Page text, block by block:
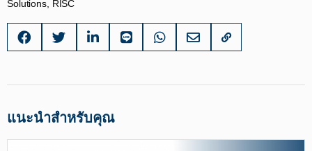
Solutions, RISC
แนะนำสำหรับคุณ